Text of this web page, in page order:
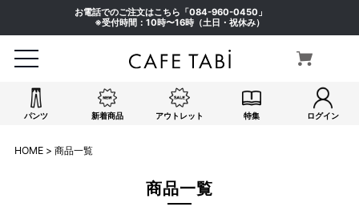
お電話でのご注文はこちら「084-960-0450 」
※受付時間：10時〜16時（土日・祝休み）
パンツ 新着商品 アウトレット 特集 ログイン
HOME 商品一覧
商品一覧
イエロー系
パープル系
その他（柄）
在庫なし商品
検索